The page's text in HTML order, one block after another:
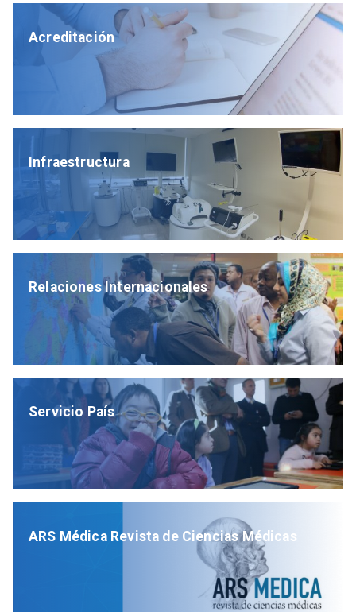
Acreditación
Infraestructura
Relaciones Internacionales
Servicio País
ARS Médica Revista de Ciencias Médicas